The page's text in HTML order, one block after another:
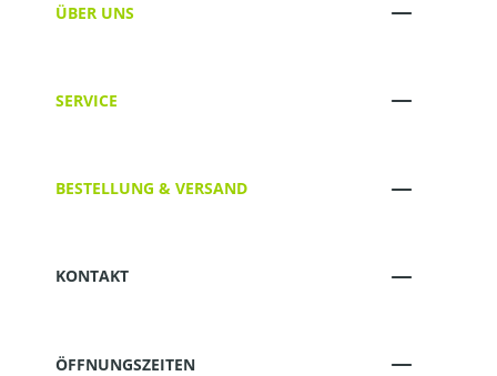
ÜBER UNS
SERVICE
BESTELLUNG & VERSAND
KONTAKT
ÖFFNUNGSZEITEN